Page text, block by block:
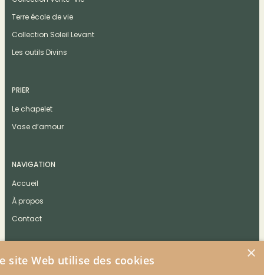
Terre école de vie
Collection Soleil Levant
Les outils Divins
PRIER
Le chapelet
Vase d’amour
NAVIGATION
Accueil
À propos
Contact
×
site Web utilise des cookies